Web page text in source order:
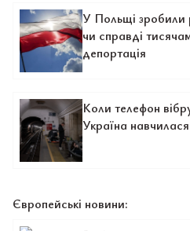
У Польщі зробили
чи справді
депортація
Коли телефон
Україна
Європейські новини: